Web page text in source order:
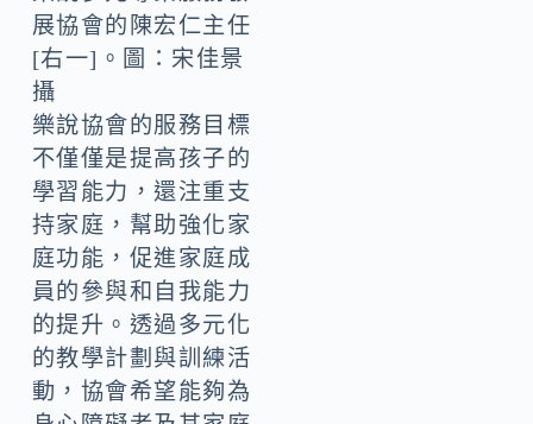
展協會的陳宏仁主任
[右一]。圖：宋佳景
攝
樂說協會的服務目標
不僅僅是提高孩子的
學習能力，還注重支
持家庭，幫助強化家
庭功能，促進家庭成
員的參與和自我能力
的提升。透過多元化
的教學計劃與訓練活
動，協會希望能夠為